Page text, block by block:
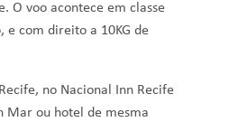
O voo acontece em classe
e com direito a 10KG de
no Nacional Inn Recife
Mar ou hotel de mesma